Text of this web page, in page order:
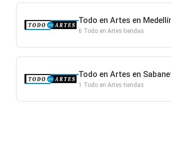
Todo en Artes en
6 Todo en Artes tiendas
Todo en Artes en
1 Todo en Artes tiendas